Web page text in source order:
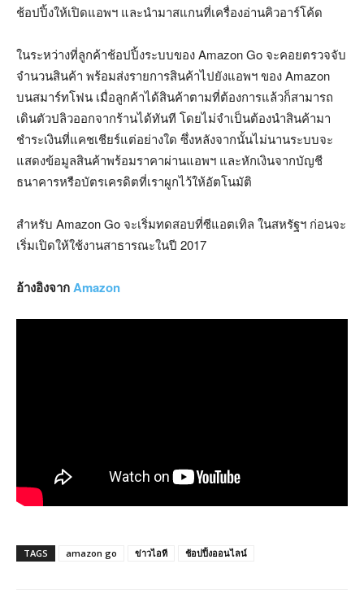
ช้อปปิ้งให้เปิดแอพฯ และนำมาสแกนที่เครื่องอ่านคิวอาร์โค้ด
ในระหว่างที่ลูกค้าช้อปปิ้งระบบของ Amazon Go จะคอยตรวจจับ
จำนวนสินค้า พร้อมส่งรายการสินค้าไปยังแอพฯ ของ Amazon
บนสมาร์ทโฟน เมื่อลูกค้าได้สินค้าตามที่ต้องการแล้วก็สามารถ
เดินตัวปลิวออกจากร้านได้ทันที โดยไม่จำเป็นต้องนำสินค้ามา
ชำระเงินที่แคชเชียร์แต่อย่างใด ซึ่งหลังจากนั้นไม่นานระบบจะ
แสดงข้อมูลสินค้าพร้อมราคาผ่านแอพฯ และหักเงินจากบัญชี
ธนาคารหรือบัตรเครดิตที่เราผูกไว้ให้อัตโนมัติ
สำหรับ Amazon Go จะเริ่มทดสอบที่ซีแอตเทิล ในสหรัฐฯ ก่อนจะ
เริ่มเปิดให้ใช้งานสาธารณะในปี 2017
อ้างอิงจากAmazon
TAGS amazon go ข่าวไอที ช้อปปิ้งออนไลน์